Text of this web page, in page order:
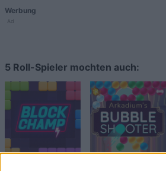
Werbung
Ad
5 Roll-Spieler mochten auch: